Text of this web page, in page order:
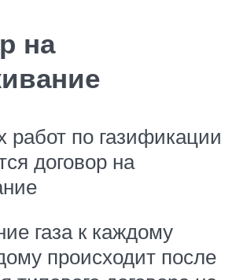
на
работ по газификации
договор на
газа к каждому
происходит после